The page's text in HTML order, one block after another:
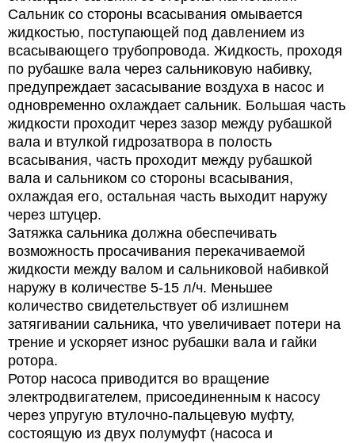
Сальник со стороны всасывания омывается
жидкостью, поступающей под давлением из
всасывающего трубопровода. Жидкость, проходя
по рубашке вала через сальниковую набивку,
предупреждает засасывание воздуха в насос и
одновременно охлаждает сальник. Большая часть
жидкости проходит через зазор между рубашкой
вала и втулкой гидрозатвора в полость
всасывания, часть проходит между рубашкой
вала и сальником со стороны всасывания,
охлаждая его, остальная часть выходит наружу
через штуцер.
Затяжка сальника должна обеспечивать
возможность просачивания перекачиваемой
жидкости между валом и сальниковой набивкой
наружу в количестве 5-15 л/ч. Меньшее
количество свидетельствует об излишнем
затягивании сальника, что увеличивает потери на
трение и ускоряет износ рубашки вала и гайки
ротора.
Ротор насоса приводится во вращение
электродвигателем, присоединенным к насосу
через упругую втулочно-пальцевую муфту,
состоящую из двух полумуфт (насоса и